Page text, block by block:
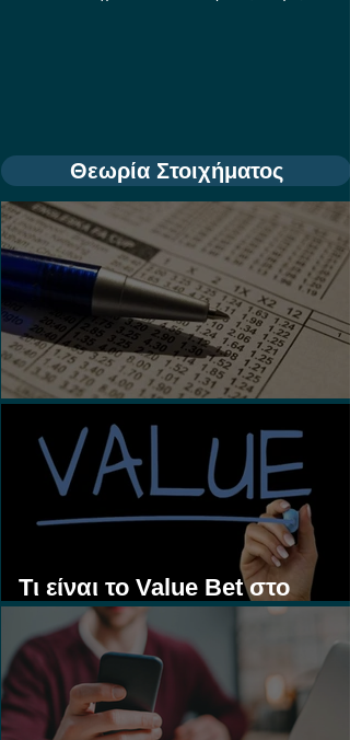
Θεωρία Στοιχήματος
Τι είναι τα Ασιατικά Χάντικαπ;
Τι είναι το Value Bet στο
Στοίχημα;